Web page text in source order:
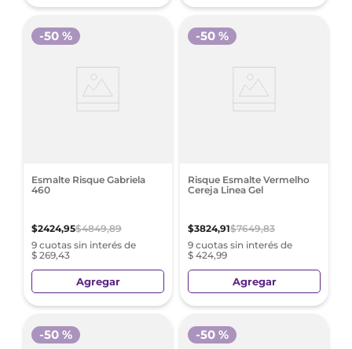
Esmalte Risque Gabriela
460
$2424,95$4849,89
9 cuotas sin interés de
$ 269,43
-50 %
Agregar
Risque Esmalte Vermelho
Cereja Linea Gel
$3824,91$7649,83
9 cuotas sin interés de
$ 424,99
-50 %
Agregar
-50 % -50 %